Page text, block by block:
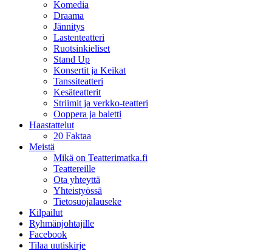
Komedia
Draama
Jännitys
Lastenteatteri
Ruotsinkieliset
Stand Up
Konsertit ja Keikat
Tanssiteatteri
Kesäteatterit
Striimit ja verkko-teatteri
Ooppera ja baletti
Haastattelut
20 Faktaa
Meistä
Mikä on Teatterimatka.fi
Teattereille
Ota yhteyttä
Yhteistyössä
Tietosuojalauseke
Kilpailut
Ryhmänjohtajille
Facebook
Tilaa uutiskirje